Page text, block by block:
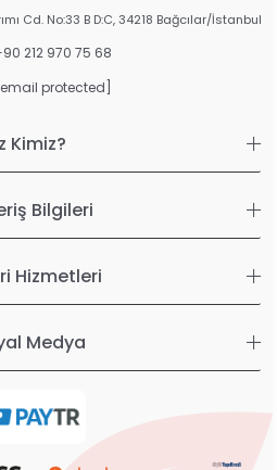
Cd. No:33 B D:C, 34218 Bağcılar/İstanbul
212 970 75 68
[email protected]
Kimiz?
Bilgileri
Hizmetleri
Medya